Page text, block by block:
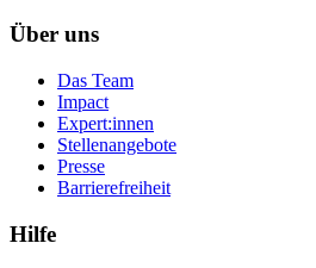
Über uns
Das Team
Impact
Expert:innen
Stellenangebote
Presse
Barrierefreiheit
Hilfe